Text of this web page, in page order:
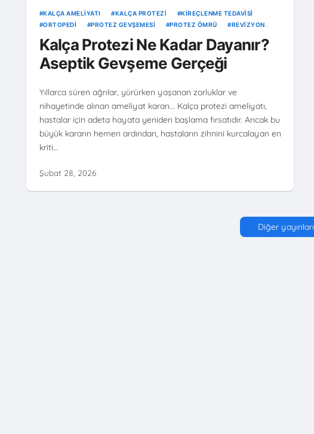
KALÇA AMELIYATI KALÇA PROTEZI
KIREÇLENME TEDAVISI
ORTOPEDI
PROTEZ GEVŞEMESI PROTEZ ÖMRÜ
REVIZYON
Kalça Protezi Ne Kadar Dayanır?
Aseptik Gevşeme Gerçeği
Yıllarca süren ağrılar, yürürken yaşanan zorluklar ve
nihayetinde alınan ameliyat kararı... Kalça protezi ameliyatı,
hastalar için adeta hayata yeniden başlama fırsatıdır. Ancak bu
büyük kararın hemen ardından, hastaların zihnini kurcalayan en
kriti…
Şubat 28, 2026
Diğer